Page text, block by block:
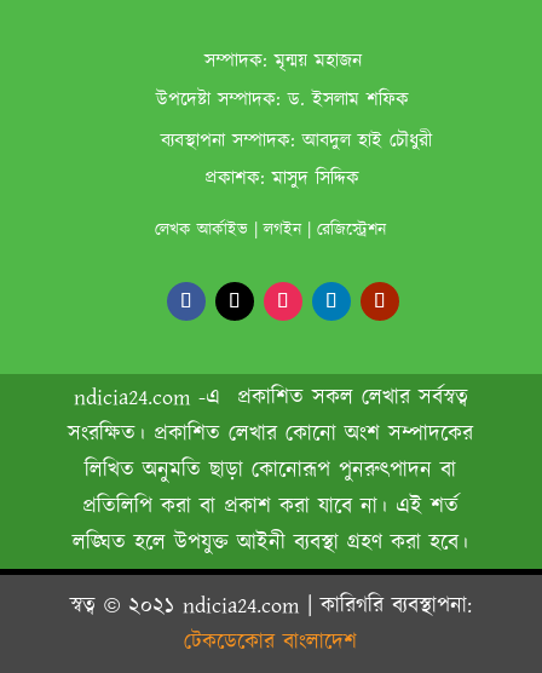
সম্পাদক:মৃন্ময় মহাজন
উপদেষ্টা সম্পাদক:ড. ইসলাম শফিক
ব‌্যবস্থাপনা সম্পাদক:আবদুল হাই চৌধুরী
প্রকাশক:মাসুদ সিদ্দিক
লেখক আর্কাইভ |লগইন|রেজিস্ট্রেশন
ndicia24.com -এ প্রকাশিত সকল লেখার সর্বস্বত্ব
সংরক্ষিত। প্রকাশিত লেখার কোনো অংশ সম্পাদকের
লিখিত অনুমতি ছাড়া কোনোরূপ পুনরুৎপাদন বা
প্রতিলিপি করা বা প্রকাশ করা যাবে না। এই শর্ত
লঙ্ঘিত হলে উপযুক্ত আইনী ব্যবস্থা গ্রহণ করা হবে।
স্বত্ব © ২০২১ ndicia24.com| কারিগরি ব‌্যবস্থাপনা:
টেকডেকোর বাংলাদেশ